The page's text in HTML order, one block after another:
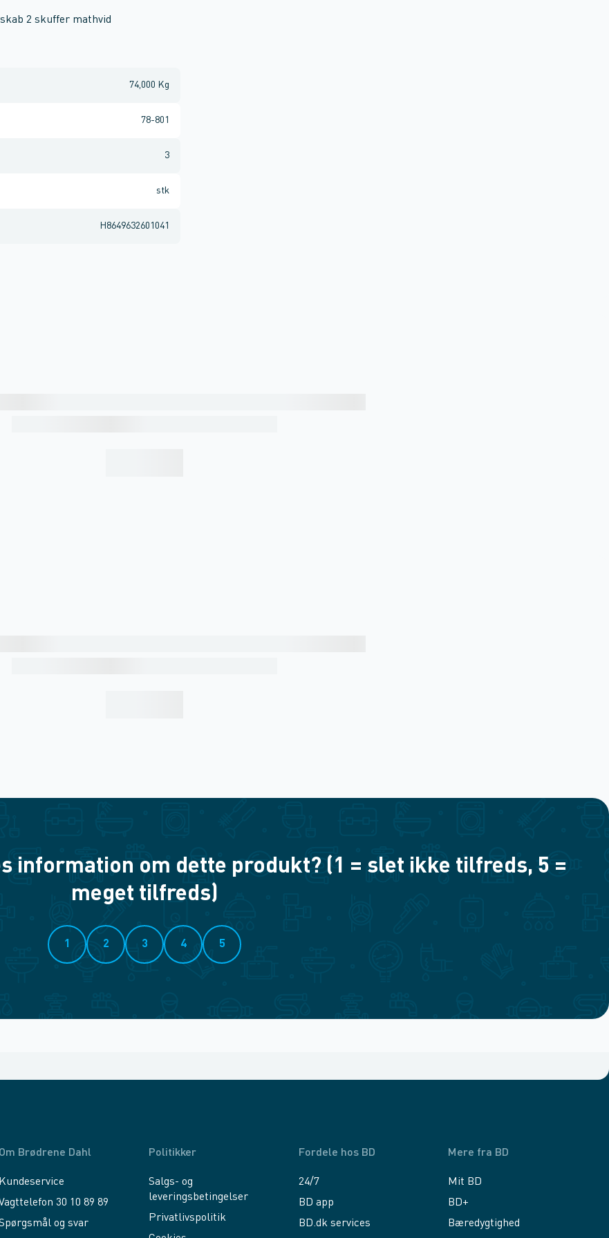
2 skuffer mathvid
74,000 Kg
78-801
3
stk
H8649632601041
information om dette produkt? (1 = slet ikke tilfreds, 5 =
meget tilfreds)
1 2 3 4 5
Om Brødrene Dahl
Kundeservice
30 10 89 89
og svar
Politikker
Salgs- og
leveringsbetingelser
Privatlivspolitik
Fordele hos BD
24/7
BD app
BD.dk services
Mere fra BD
Mit BD
BD+
Bæredygtighed